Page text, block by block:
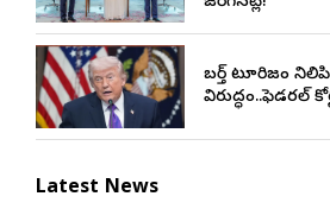
బర్త్ టూరిజం
విరుద్ధం..ఫెడరల్
Latest News